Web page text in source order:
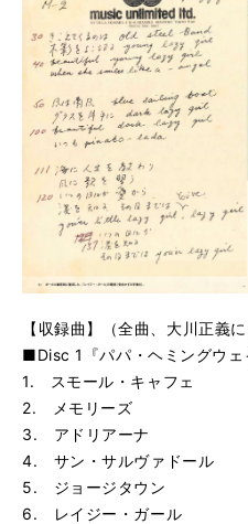
【収録曲】（全曲、大川正義
■Disc 1『パパ・ヘミングウェ
1. スモール・キャフェ
2. メモリーズ
3. アドリアーナ
4. サン・サルヴァドール
5. ジョージタウン
6. レイジー・ガール